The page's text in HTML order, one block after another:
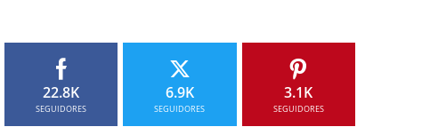
22.8K
SEGUIDORES
6.9K
SEGUIDORES
3.1K
SEGUIDORES